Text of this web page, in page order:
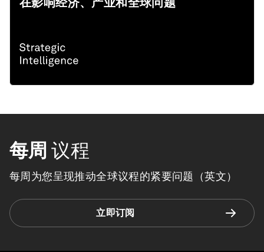
每周 议程
每周为您呈现推动全球议程的紧要问题（英文）
立即订阅